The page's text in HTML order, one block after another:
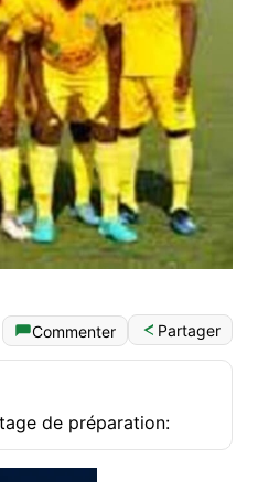
Commenter Partager
de préparation: